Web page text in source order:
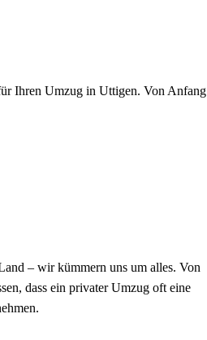
Ihren Umzug in Uttigen. Von Anfang
– wir kümmern uns um alles. Von
dass ein privater Umzug oft eine